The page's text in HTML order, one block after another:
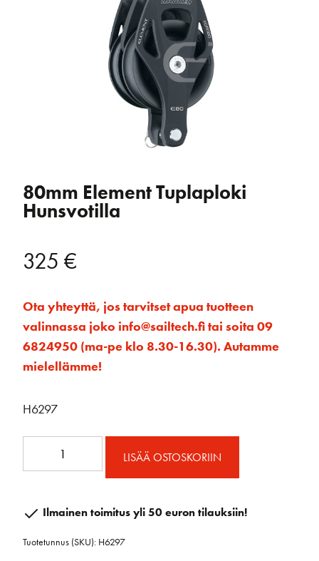
80mm Element Tuplaploki
Hunsvotilla
325 €
Ota yhteyttä, jos tarvitset apua tuotteen
valinnassa joko info@sailtech.fi tai soita 09
6824950 (ma-pe klo 8.30-16.30). Autamme
mielellämme!
H6297
Hunsvotilla
LISÄÄ OSTOSKORIIN
Ilmainen toimitus yli 50 euron tilauksiin!
Tuotetunnus (SKU): H6297